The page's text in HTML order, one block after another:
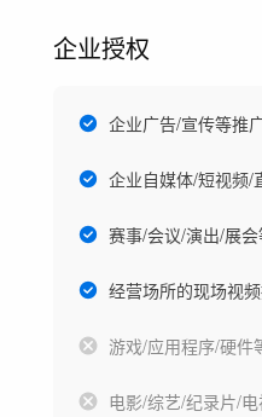
企业授权
企业广告/宣传等推
企业自媒体/短视频/
赛事/会议/演出/展
经营场所的现场视
游戏/应用程序/硬件
电影/综艺/纪录片/